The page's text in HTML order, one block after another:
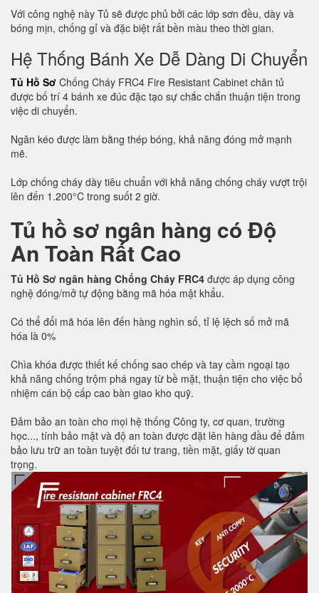
Với công nghệ này Tủ sẽ được phủ bởi các lớp sơn đều, dày và
bóng mịn, chống gỉ và đặc biệt rất bền màu theo thời gian.
Hệ Thống Bánh Xe Dễ Dàng Di Chuyển
Tủ Hồ Sơ Chống Cháy FRC4 Fire Resistant Cabinet chân tủ
được bố trí 4 bánh xe đúc đặc tạo sự chắc chắn thuận tiện trong
việc di chuyển.
Ngăn kéo được làm bằng thép bóng, khả năng đóng mở mạnh
mẽ.
Lớp chống cháy dày tiêu chuẩn với khả năng chống cháy vượt trội
lên đến 1.200°C trong suốt 2 giờ.
Tủ hồ sơ ngân hàng có Độ
An Toàn Rất Cao
Tủ Hồ Sơ ngân hàng Chống Cháy FRC4 được áp dụng công
nghệ đóng/mở tự động bằng mã hóa mật khẩu.
Có thể đổi mã hóa lên đến hàng nghìn số, tỉ lệ lệch số mở mã
hóa là 0%
Chìa khóa được thiết kế chống sao chép và tay cầm ngoại tạo
khả năng chống trộm phá ngay từ bề mặt, thuận tiện cho việc bổ
nhiệm cán bộ cấp cao bàn giao kho quỹ.
Đảm bảo an toàn cho mọi hệ thống Công ty, cơ quan, trường
học..., tính bảo mật và độ an toàn được đặt lên hàng đầu để đảm
bảo lưu trữ an toàn tuyệt đối tư trang, tiền mặt, giấy tờ quan
trọng.